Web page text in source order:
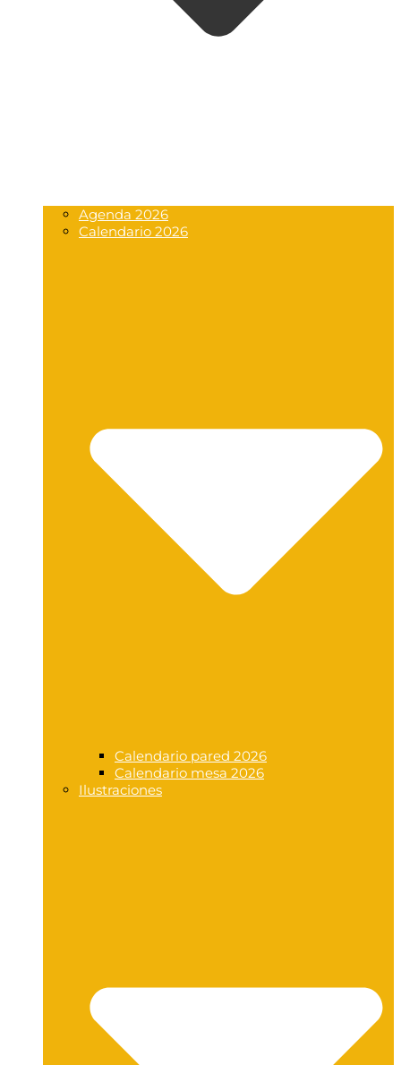
Agenda 2026
Calendario 2026
Calendario pared 2026
Calendario mesa 2026
Ilustraciones